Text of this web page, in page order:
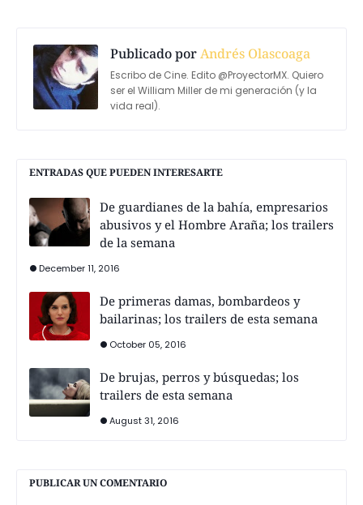
Publicado porAndrés Olascoaga
Escribo de Cine. Edito @ProyectorMX. Quiero
ser el William Miller de mi generación (y la
vida real).
ENTRADAS QUE PUEDEN INTERESARTE
De guardianes de la bahía, empresarios
abusivos y el Hombre Araña; los trailers
de la semana
December 11, 2016
De primeras damas, bombardeos y
bailarinas; los trailers de esta semana
October 05, 2016
De brujas, perros y búsquedas; los
trailers de esta semana
August 31, 2016
PUBLICAR UN COMENTARIO